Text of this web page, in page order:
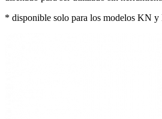
* disponible solo para los modelos KN